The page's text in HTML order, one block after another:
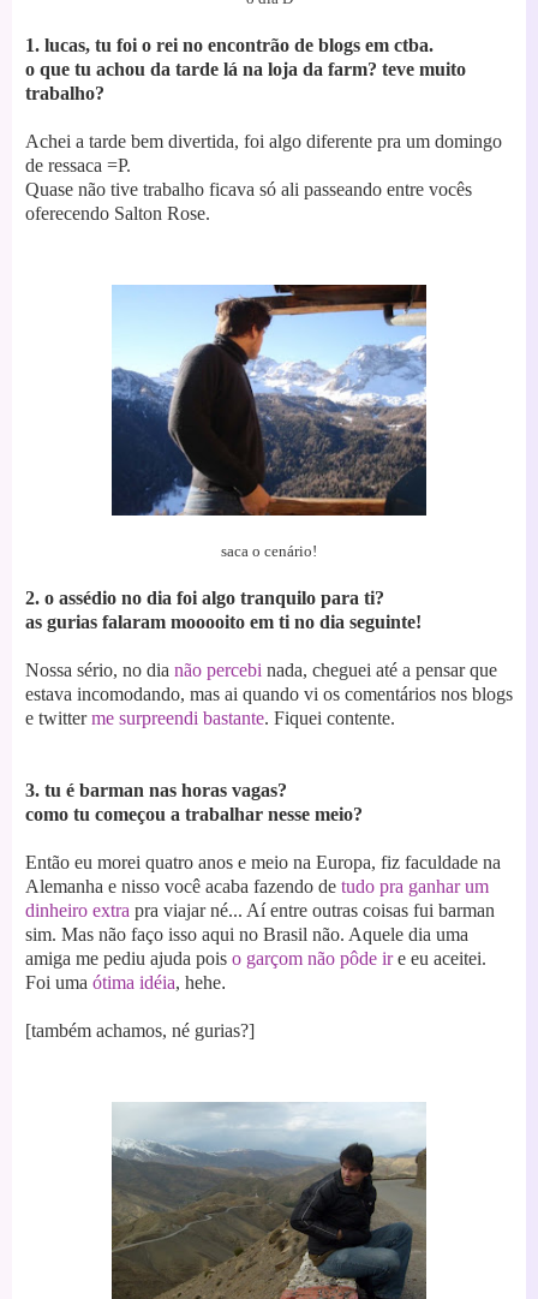
1. lucas, tu foi o rei no encontrão de blogs em ctba.
o que tu achou da tarde lá na loja da farm? teve muito
trabalho?
Achei a tarde bem divertida, foi algo diferente pra um domingo
de ressaca =P.
Quase não tive trabalho ficava só ali passeando entre vocês
oferecendo Salton Rose.
saca o cenário!
2. o assédio no dia foi algo tranquilo para ti?
as gurias falaram mooooito em ti no dia seguinte!
Nossa sério, no dia não percebi nada, cheguei até a pensar que
estava incomodando, mas ai quando vi os comentários nos blogs
e twitterme surpreendi bastante. Fiquei contente.
3. tu é barman nas horas vagas?
como tu começou a trabalhar nesse meio?
Então eu morei quatro anos e meio na Europa, fiz faculdade na
Alemanha e nisso você acaba fazendo de tudo pra ganhar um
dinheiro extra pra viajar né... Aí entre outras coisas fui barman
sim. Mas não faço isso aqui no Brasil não. Aquele dia uma
amiga me pediu ajuda pois o garçom não pôde ire eu aceitei.
Foi uma ótima idéia, hehe.
[também achamos, né gurias?]